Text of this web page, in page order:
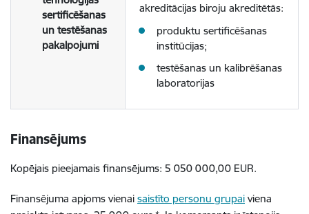
sertificēšanas
un testēšanas
pakalpojumi
akreditācijas biroju akreditētās:
produktu sertificēšanas
institūcijas;
testēšanas un kalibrēšanas
laboratorijas
Finansējums
Kopējais pieejamais finansējums: 5 050 000,00 EUR.
Finansējuma apjoms vienai saistīto personu grupai viena